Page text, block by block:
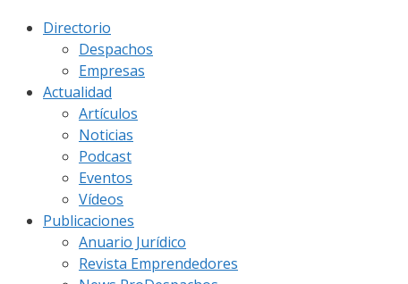
Directorio
Despachos
Empresas
Actualidad
Artículos
Noticias
Podcast
Eventos
Vídeos
Publicaciones
Anuario Jurídico
Revista Emprendedores